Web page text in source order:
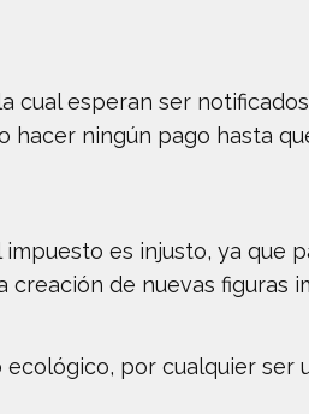
cual esperan ser
hacer ningún pago hasta
es injusto, ya que
de nuevas figuras
por cualquier ser